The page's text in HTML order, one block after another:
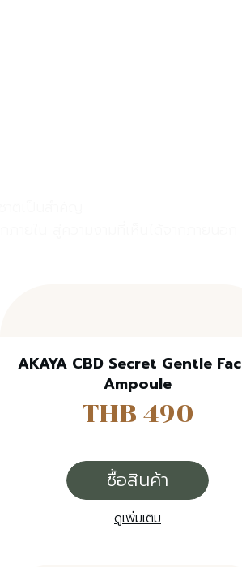
AKAYA CBD Secret Gentle
Ampoule
THB 490
ซื้อสินค้า
ดูเพิ่มเติม